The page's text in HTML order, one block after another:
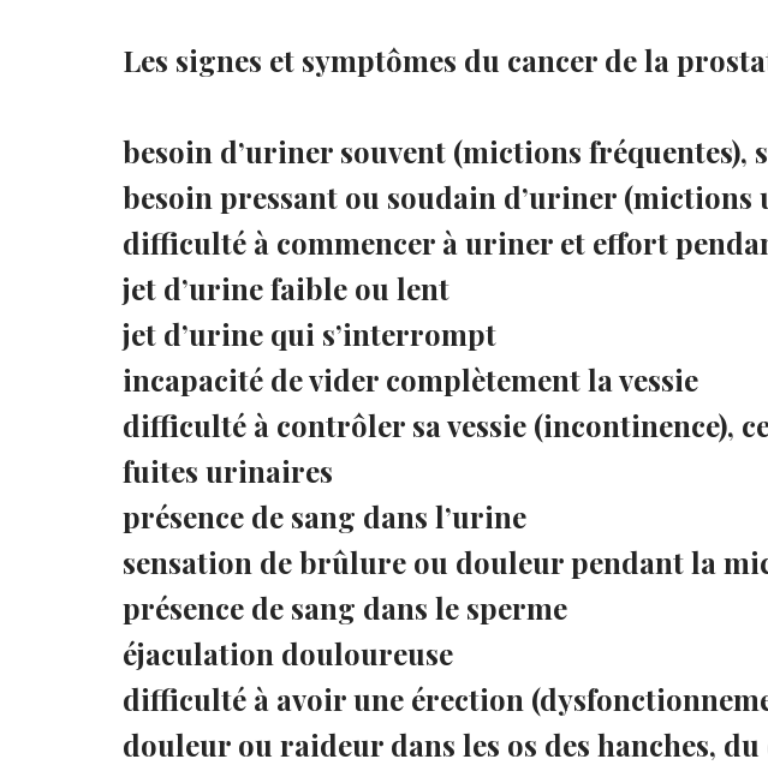
Les signes et symptômes du cancer de la
besoin d’uriner souvent (mictions
besoin pressant ou soudain d’uriner (mictions
difficulté à commencer à uriner et effort
jet d’urine faible ou lent
jet d’urine qui s’interrompt
incapacité de vider complètement la vessie
difficulté à contrôler sa vessie (incontinence),
fuites urinaires
présence de sang dans l’urine
sensation de brûlure ou douleur pendant la
présence de sang dans le sperme
éjaculation douloureuse
difficulté à avoir une érection
douleur ou raideur dans les os des hanches,